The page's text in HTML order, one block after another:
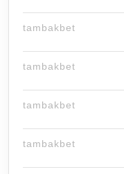
tambakbet
tambakbet
tambakbet
tambakbet